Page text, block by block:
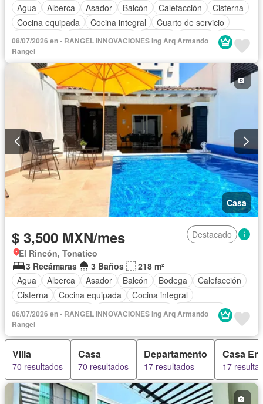
Agua
Alberca Asador Balcón Calefacción
Cisterna
Cocina equipada
Cocina integral
Cuarto de servicio
Electricidad
Estacionamiento Internet Jacuzzi
Jardín
Recámara con closet
Televisión por cable
Terraza Vista panorámica
Wifi
Zonas verdes
Permite mascotas
Permite niños
Solo familias
Completamente amueblado
08/07/2026 en - RANGEL INNOVACIONES Ing Arq Armando
Rangel
Casa
$ 3,500 MXN/mes
Destacado
El Rincón, Tonatico
3 Recámaras
3 Baños
218 m²
Agua
Alberca Asador Balcón Bodega
Calefacción
Cisterna
Cocina equipada
Cocina integral
Cuarto de Limpieza
Cuarto de servicio
Electricidad
Estacionamiento
Recámara con closet
Sala polivalente
Seguridad
Televisión por cable
Terraza
Vista panorámica Wifi
Permite niños
Solo familias
Completamente amueblado
06/07/2026 en - RANGEL INNOVACIONES Ing Arq Armando
Rangel
Villa
70 resultados
Casa
70 resultados
Departamento
17 resultados
Casa
17